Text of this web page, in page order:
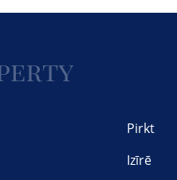
Pirkt
Izīrē